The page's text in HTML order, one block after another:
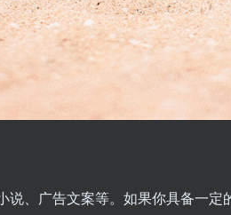
说、广告文案等。如果你具备一